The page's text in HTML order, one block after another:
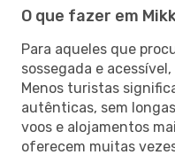
O que fazer em
Para aqueles que
sossegada e
Menos turistas
autênticas, sem
voos e alojamentos
oferecem muitas